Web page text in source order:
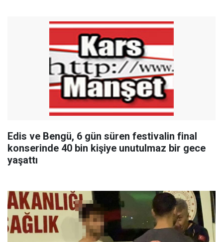
Edis ve Bengü, 6 gün süren festivalin final
konserinde 40 bin kişiye unutulmaz bir gece
yaşattı